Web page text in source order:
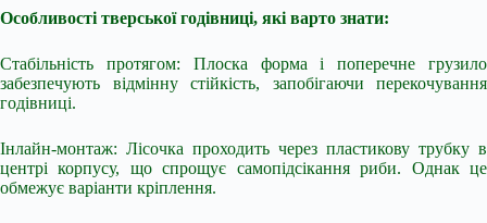
Особливості тверської годівниці, які варто знати:
Стабільність протягом: Плоска форма і поперечне грузило
забезпечують відмінну стійкість, запобігаючи перекочування
годівниці.
Інлайн-монтаж: Лісочка проходить через пластикову трубку в
центрі корпусу, що спрощує самопідсікання риби. Однак це
обмежує варіанти кріплення.